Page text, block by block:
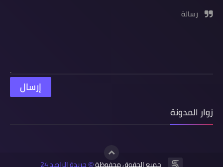
رسالة
زوار المدونة
©